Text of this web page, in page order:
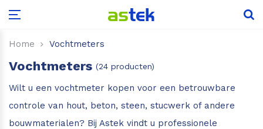
Leica Disto D1
Leica Disto X1
Leica Disto D110
Leica Rugby 600
Scale Master Pro
Scale Master Pro XE
Aardingsweerstandmeters
Draaiveldmeters
Installatietesters
Kooldioxide
Glasdiktemeter
Low-E detector
Hardglas detector
Puntlasers
Kruislijnlasers
Voordeelsets
Voor hout
Voor beton, steen etc.
Voor boot, camper of caravan
Flir One serie
Flir C-serie
Flir E-serie
Home Vochtmeters
Vochtmeters (24 producten)
Wilt u een vochtmeter kopen voor een betrouwbare
controle van hout, beton, steen, stucwerk of andere
bouwmaterialen? Bij Astek vindt u professionele